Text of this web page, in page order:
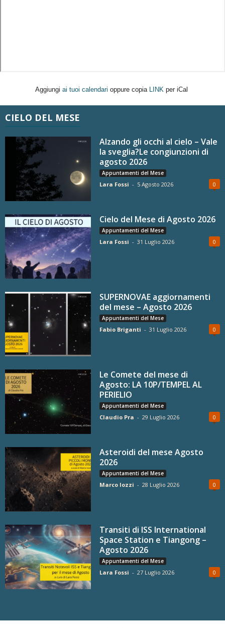
Aggiungi ai tuoi calendari oppure copia LINK per iCal
CIELO DEL MESE
Alzando gli occhi al cielo – Vale
la sveglia?Le congiunzioni di
agosto 2026
Appuntamenti del Mese
Lara Fossi - 5 Agosto 2026 0
Cielo del Mese di Agosto 2026
Appuntamenti del Mese
Lara Fossi - 31 Luglio 2026 0
SUPERNOVAE aggiornamenti
del mese – Agosto 2026
Appuntamenti del Mese
Fabio Briganti - 31 Luglio 2026 0
Le Comete del mese di
Agosto: LA 10P/TEMPEL AL
PERIELIO
Appuntamenti del Mese
Claudio Pra - 29 Luglio 2026 0
Asteroidi del mese Agosto
2026
Appuntamenti del Mese
Marco Iozzi - 28 Luglio 2026 0
Transiti di ISS International
Space Station e Tiangong –
Agosto 2026
Appuntamenti del Mese
Lara Fossi - 27 Luglio 2026 0